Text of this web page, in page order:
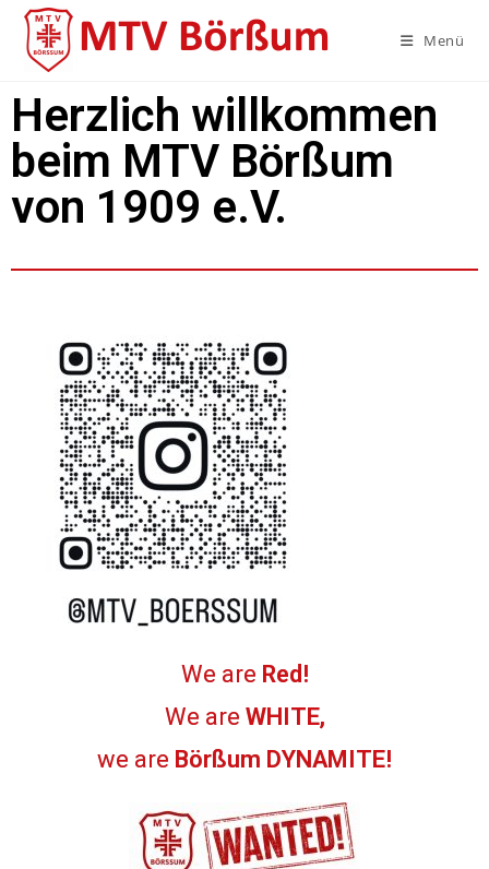
Menü
Herzlich willkommen
beim MTV Börßum
von 1909 e.V.
We are Red!
We are WHITE,
we are Börßum DYNAMITE!